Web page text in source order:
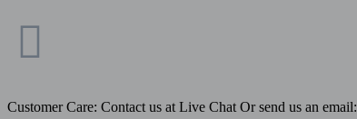
Customer Care: Contact us at Live Chat Or send us an email: